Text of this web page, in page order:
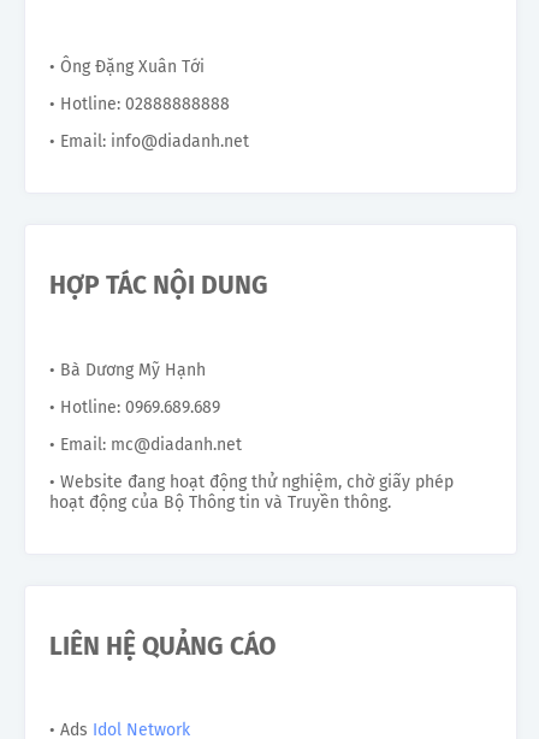
• Ông Đặng Xuân Tới
• Hotline: 02888888888
• Email: info@diadanh.net
HỢP TÁC NỘI DUNG
• Bà Dương Mỹ Hạnh
• Hotline: 0969.689.689
• Email: mc@diadanh.net
• Website đang hoạt động thử nghiệm, chờ giấy phép
hoạt động của Bộ Thông tin và Truyền thông.
LIÊN HỆ QUẢNG CÁO
• Ads Idol Network